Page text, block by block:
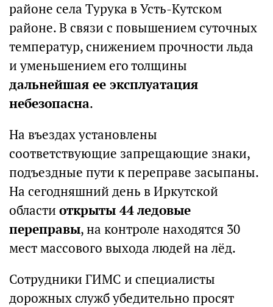
районе села Турука в Усть-Кутском
районе. В связи с повышением суточных
температур, снижением прочности льда
и уменьшением его толщины
дальнейшая ее эксплуатация
небезопасна.
На въездах установлены
соответствующие запрещающие знаки,
подъездные пути к переправе засыпаны.
На сегодняшний день в Иркутской
области открыты 44 ледовые
переправы, на контроле находятся 30
мест массового выхода людей на лёд.
Сотрудники ГИМС и специалисты
дорожных служб убедительно просят